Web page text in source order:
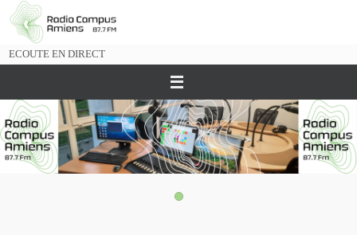
Passer
vers
ECOUTE EN DIRECT